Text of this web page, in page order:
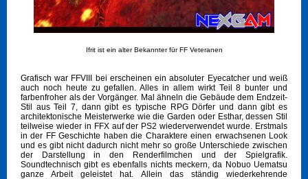
Ifrit ist ein alter Bekannter für FF Veteranen
Grafisch war FFVIII bei erscheinen ein absoluter Eyecatcher und weiß
auch noch heute zu gefallen. Alles in allem wirkt Teil 8 bunter und
farbenfroher als der Vorgänger. Mal ähneln die Gebäude dem Endzeit-
Stil aus Teil 7, dann gibt es typische RPG Dörfer und dann gibt es
architektonische Meisterwerke wie die Garden oder Esthar, dessen Stil
teilweise wieder in FFX auf der PS2 wiederverwendet wurde. Erstmals
in der FF Geschichte haben die Charaktere einen erwachsenen Look
und es gibt nicht dadurch nicht mehr so große Unterschiede zwischen
der Darstellung in den Renderfilmchen und der Spielgrafik.
Soundtechnisch gibt es ebenfalls nichts meckern, da Nobuo Uematsu
ganze Arbeit geleistet hat. Allein das ständig wiederkehrende